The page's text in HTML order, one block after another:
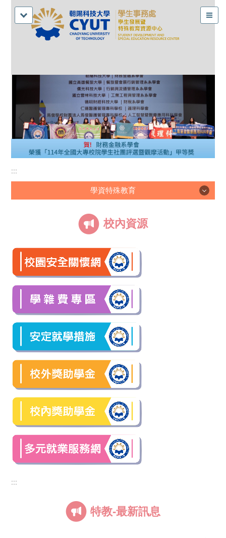
:::
學資特殊教育
學資特殊教育
校內資源
:::
特教-最新訊息